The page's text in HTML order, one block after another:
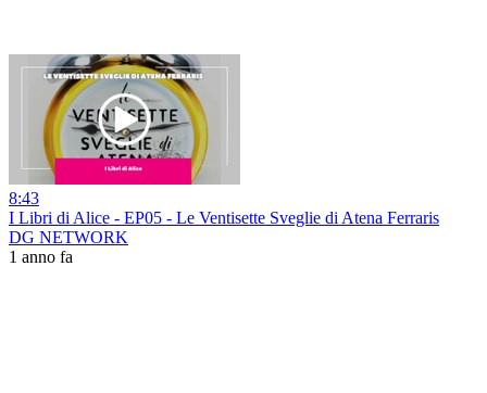
8:43
I Libri di Alice - EP05 - Le Ventisette Sveglie di Atena Ferraris
DG NETWORK
1 anno fa